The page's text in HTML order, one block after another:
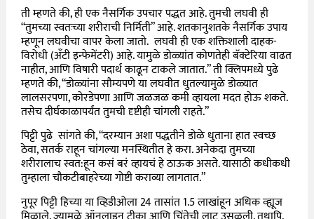
ती म्हणते की, ही एक नैसर्गिक उपचार पद्धत आहे. तुमची लघवी ही
“तुमच्या स्वतःच्या शरीराची निर्मिती” आहे. शतकानुशतके नैसर्गिक उपाय
म्हणून लघवीचा वापर केला जातो. लघवी ही एक शक्तिशाली दाहक-
विरोधी (अँटी इन्फेमेंटरी) आहे. यामुळे डोळ्यांत कोणतेही बॅक्टेरिया वाढत
नाहीत, आणि विषारी पदार्थ काढून टाकले जातात.” ती क्लिपमध्ये पुढे
म्हणते की, “डोळ्यांना सौम्यपणे या लघवीत धुतल्यामुळे डोळ्यात
लालसरपणा, कोरडेपणा आणि जळजळ कमी व्हायला मदत होऊ शकते.
तसेच दीर्घकाळापर्यंत तुमची दृष्टीही चांगली राहते.”
पिट्टी पुढे सांगते की, “दरम्यान अशा पद्धतीने डोळे धुताना हात स्वच्छ
ठेवा, सतर्क राहून चांगल्या मनस्थितीत हे करा. अनेकदा तुमच्या
शरीरालाच स्वत:हून कसं बरं व्हायचं हे ठाऊक असते. यासाठी कधीकधी
तुम्हाला चौकटीबाहरेच्या गोष्टी कराव्या लागतात.”
नुपूर पिट्टी हिच्या या व्हिडीओला 24 तासांत 1.5 लाखांहून अधिक व्ह्यूज